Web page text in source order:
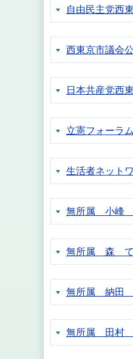
自由民主党
西東京市議
日本共産党
立憲フォー
生活者ネッ
無所属 小峰
無所属 森 て
無所属 納田
無所属 田村